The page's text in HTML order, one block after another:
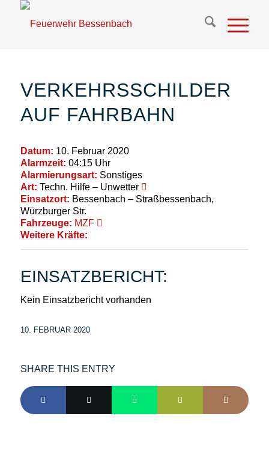
VERKEHRSSCHILDER
AUF FAHRBAHN
Datum: 10. Februar 2020
Alarmzeit: 04:15 Uhr
Alarmierungsart: Sonstiges
Art: Techn. Hilfe – Unwetter
Einsatzort: Bessenbach – Straßbessenbach,
Würzburger Str.
Fahrzeuge: MZF
Weitere Kräfte:
EINSATZBERICHT:
Kein Einsatzbericht vorhanden
10. FEBRUAR 2020
SHARE THIS ENTRY